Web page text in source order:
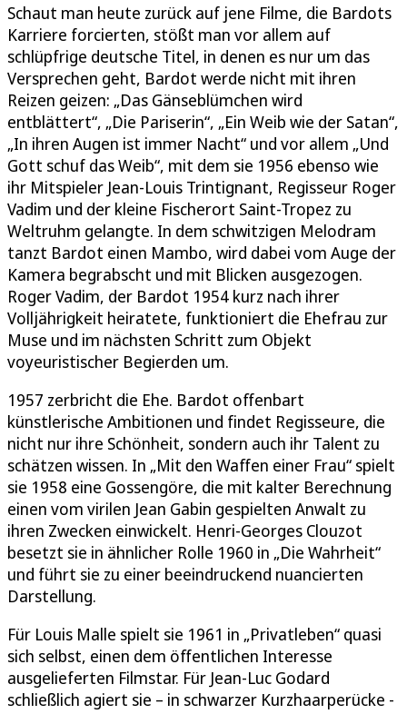
Schaut man heute zurück auf jene Filme, die Bardots
Karriere forcierten, stößt man vor allem auf
schlüpfrige deutsche Titel, in denen es nur um das
Versprechen geht, Bardot werde nicht mit ihren
Reizen geizen: „Das Gänseblümchen wird
entblättert“, „Die Pariserin“, „Ein Weib wie der Satan“,
„In ihren Augen ist immer Nacht“ und vor allem „Und
Gott schuf das Weib“, mit dem sie 1956 ebenso wie
ihr Mitspieler Jean-Louis Trintignant, Regisseur Roger
Vadim und der kleine Fischerort Saint-Tropez zu
Weltruhm gelangte. In dem schwitzigen Melodram
tanzt Bardot einen Mambo, wird dabei vom Auge der
Kamera begrabscht und mit Blicken ausgezogen.
Roger Vadim, der Bardot 1954 kurz nach ihrer
Volljährigkeit heiratete, funktioniert die Ehefrau zur
Muse und im nächsten Schritt zum Objekt
voyeuristischer Begierden um.
1957 zerbricht die Ehe. Bardot offenbart
künstlerische Ambitionen und findet Regisseure, die
nicht nur ihre Schönheit, sondern auch ihr Talent zu
schätzen wissen. In „Mit den Waffen einer Frau“ spielt
sie 1958 eine Gossengöre, die mit kalter Berechnung
einen vom virilen Jean Gabin gespielten Anwalt zu
ihren Zwecken einwickelt. Henri-Georges Clouzot
besetzt sie in ähnlicher Rolle 1960 in „Die Wahrheit“
und führt sie zu einer beeindruckend nuancierten
Darstellung.
Für Louis Malle spielt sie 1961 in „Privatleben“ quasi
sich selbst, einen dem öffentlichen Interesse
ausgelieferten Filmstar. Für Jean-Luc Godard
schließlich agiert sie – in schwarzer Kurzhaarperücke -